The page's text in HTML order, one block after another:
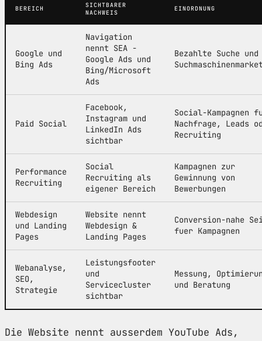
BEREICH
SICHTBARER
NACHWEIS
EINORDNUNG
Google und
Bing Ads
Navigation
nennt SEA -
Google Ads und
Bing/Microsoft
Ads
Bezahlte Suche und
Paid Social
Facebook,
Instagram und
LinkedIn Ads
sichtbar
Social-Kampagnen
Nachfrage, Leads
Recruiting
Performance
Recruiting
Social
Recruiting als
eigener Bereich
Kampagnen zur
Gewinnung von
Bewerbungen
Webdesign
und Landing
Pages
Website nennt
Webdesign &
Landing Pages
Conversion-nahe
fuer Kampagnen
Webanalyse,
SEO,
Strategie
Leistungsfooter
und
Servicecluster
sichtbar
Messung,
und Beratung
Die Website nennt ausserdem YouTube Ads,